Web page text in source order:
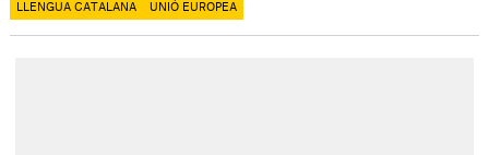
LLENGUA CATALANA UNIÓ EUROPEA